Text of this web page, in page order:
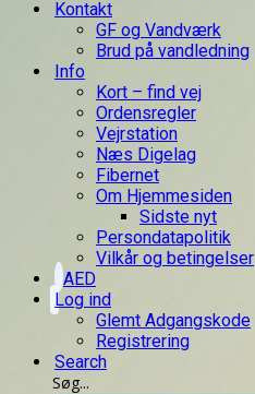
Kontakt
GF og Vandværk
Brud på vandledning
Info
Kort – find vej
Ordensregler
Vejrstation
Næs Digelag
Fibernet
Om Hjemmesiden
Sidste nyt
Persondatapolitik
Vilkår og betingelser
AED
Log ind
Glemt Adgangskode
Registrering
Search
Søg...